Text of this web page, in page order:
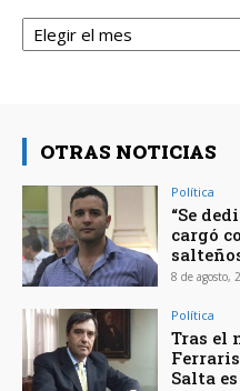
Archivos
OTRAS NOTICIAS
Política
“Se
cargó
8 de agosto,
Política
Tras el
Salta